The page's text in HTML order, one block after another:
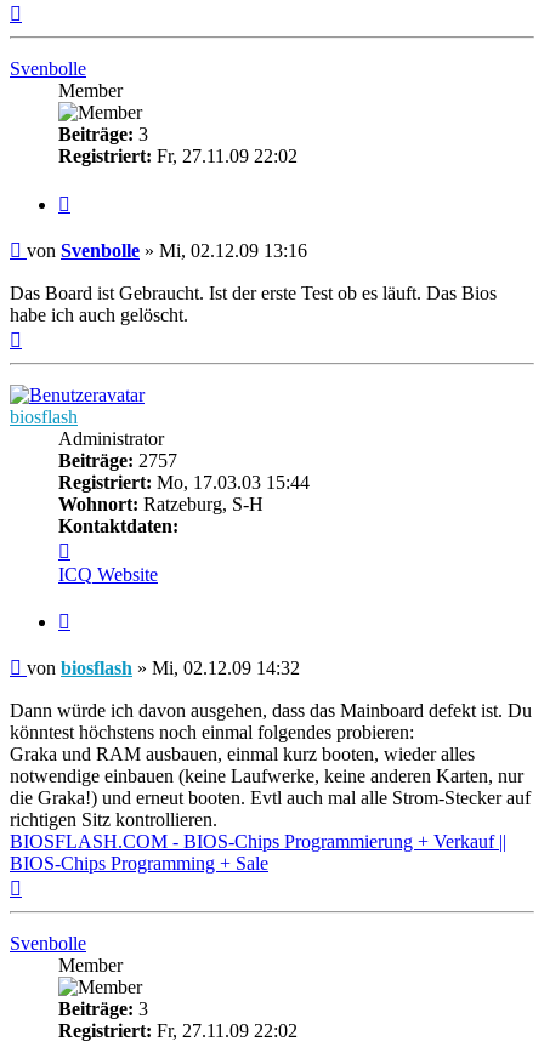
Svenbolle
Member
Beiträge: 3
Registriert: Fr, 27.11.09 22:02
Beitrag
von Svenbolle » Mi, 02.12.09 13:16
Das Board ist Gebraucht. Ist der erste Test ob es läuft. Das Bios
habe ich auch gelöscht.
biosflash
Administrator
Beiträge: 2757
Registriert: Mo, 17.03.03 15:44
Wohnort: Ratzeburg, S-H
Kontaktdaten:
von
biosflash
ICQ Website
Beitrag
von biosflash » Mi, 02.12.09 14:32
Dann würde ich davon ausgehen, dass das Mainboard defekt ist. Du
könntest höchstens noch einmal folgendes probieren:
Graka und RAM ausbauen, einmal kurz booten, wieder alles
notwendige einbauen (keine Laufwerke, keine anderen Karten, nur
die Graka!) und erneut booten. Evtl auch mal alle Strom-Stecker auf
richtigen Sitz kontrollieren.
BIOSFLASH.COM - BIOS-Chips Programmierung + Verkauf ||
BIOS-Chips Programming + Sale
Svenbolle
Member
Beiträge: 3
Registriert: Fr, 27.11.09 22:02